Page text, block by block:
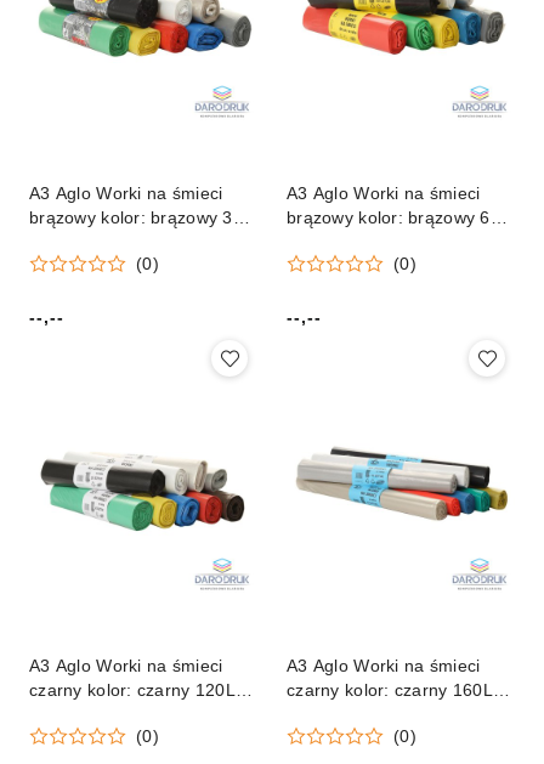
A3 Aglo Worki na śmieci
brązowy kolor: brązowy 35L
(0)
Cena:
--,--
A3 Aglo Worki na śmieci
brązowy kolor: brązowy 60L
(0)
Cena:
--,--
A3 Aglo Worki na śmieci
czarny kolor: czarny 120L
(0)
A3 Aglo Worki na śmieci
czarny kolor: czarny 160L
(0)